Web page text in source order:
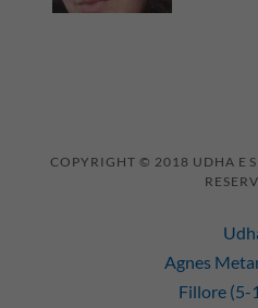
COPYRIGHT © 2018 UDHA E
Agnes
Fillore (5-